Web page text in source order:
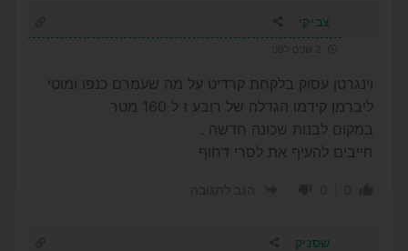
צביקי
וינגרטן עסוק בלקחת קרדיט על מה שעמרם כנפו ומוטי
ליברמן קידמו הגדלה של רובע ז ל 160 מטר
במקום לבנות שכונה חדשה .
חייבים להעיף את לסרי דחוף
שסניק